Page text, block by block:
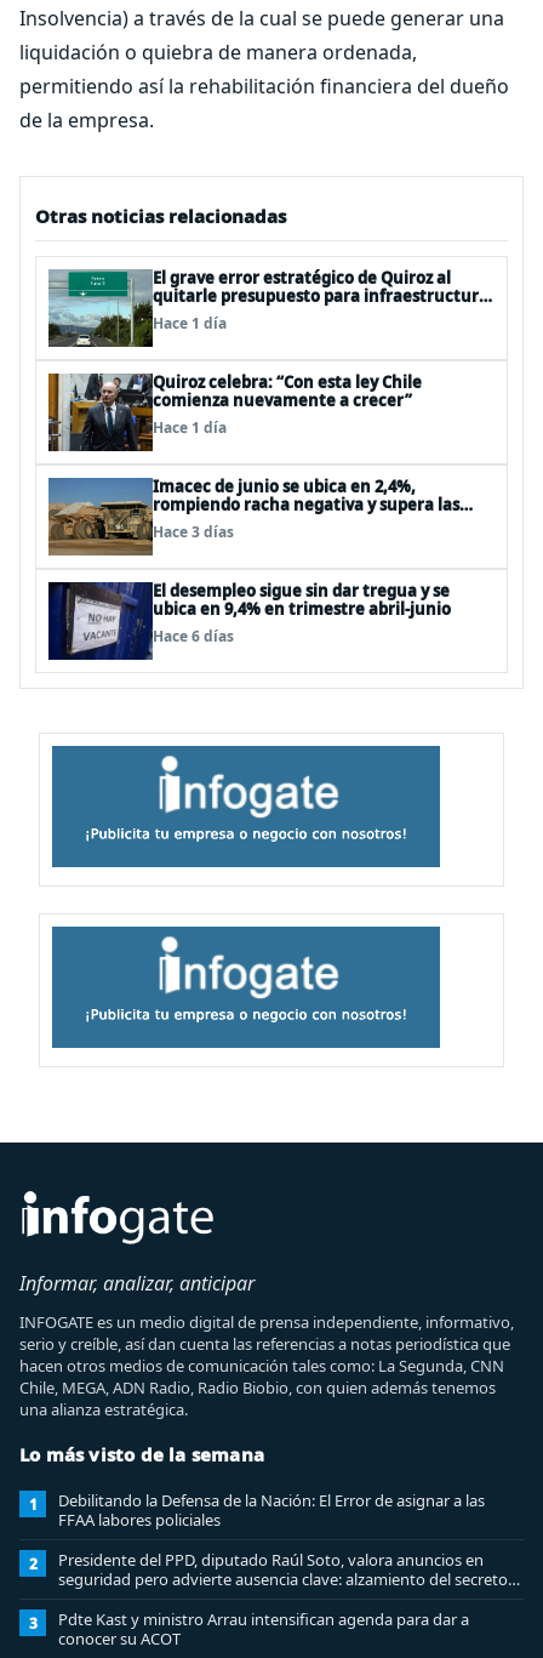
Insolvencia) a través de la cual se puede generar una
liquidación o quiebra de manera ordenada,
permitiendo así la rehabilitación financiera del dueño
de la empresa.
Otras noticias relacionadas
El grave error estratégico de Quiroz al
quitarle presupuesto para infraestructura
vial del Biobío
Hace 1 día
Quiroz celebra: “Con esta ley Chile
comienza nuevamente a crecer”
Hace 1 día
Imacec de junio se ubica en 2,4%,
rompiendo racha negativa y supera las
expectativas
Hace 3 días
El desempleo sigue sin dar tregua y se
ubica en 9,4% en trimestre abril-junio
Hace 6 días
Informar, analizar, anticipar
INFOGATE es un medio digital de prensa independiente, informativo,
serio y creíble, así dan cuenta las referencias a notas periodística que
hacen otros medios de comunicación tales como: La Segunda, CNN
Chile, MEGA, ADN Radio, Radio Biobio, con quien además tenemos
una alianza estratégica.
Lo más visto de la semana
1
Debilitando la Defensa de la Nación: El Error de asignar a las
FFAA labores policiales
2
Presidente del PPD, diputado Raúl Soto, valora anuncios en
seguridad pero advierte ausencia clave: alzamiento del secreto
bancario
3
Pdte Kast y ministro Arrau intensifican agenda para dar a
conocer su ACOT